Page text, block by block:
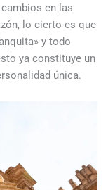
en las
lo cierto es que
y todo
ya constituye un
única.